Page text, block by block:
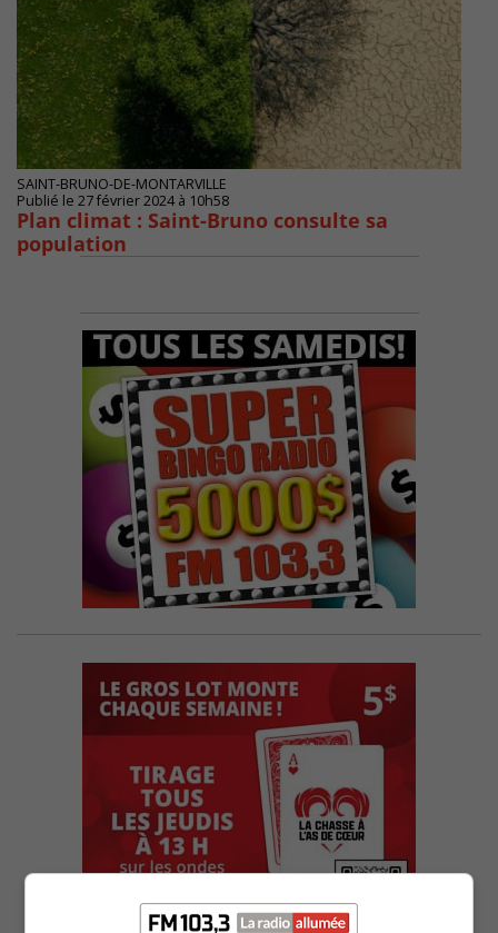
SAINT-BRUNO-DE-MONTARVILLE
Publié le 27 février 2024 à 10h58
Plan climat : Saint-Bruno consulte sa
population